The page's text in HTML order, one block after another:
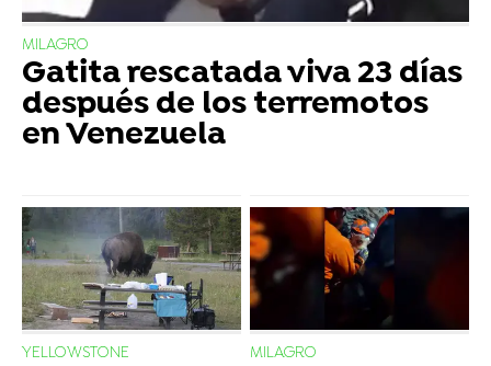
MILAGRO
Gatita rescatada viva 23 días
después de los terremotos
en Venezuela
YELLOWSTONE
MILAGRO